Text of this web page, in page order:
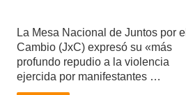
La Mesa Nacional de Juntos por el
Cambio (JxC) expresó su «más
profundo repudio a la violencia
ejercida por manifestantes …